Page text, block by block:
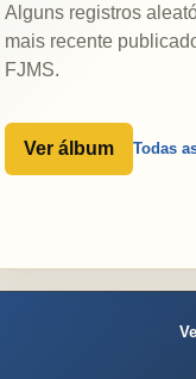
Alguns registros
mais recente
FJMS.
Ver álbum Todas